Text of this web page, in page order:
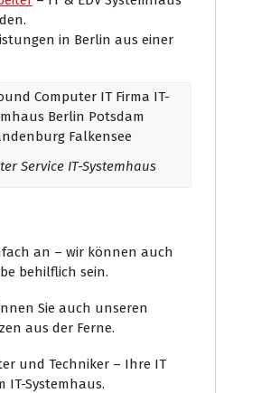
in Berlin aus einer
Service IT-Systemhaus
an – wir können auch
behilflich sein.
Sie auch unseren
aus der Ferne.
und Techniker – Ihre IT
IT-Systemhaus.